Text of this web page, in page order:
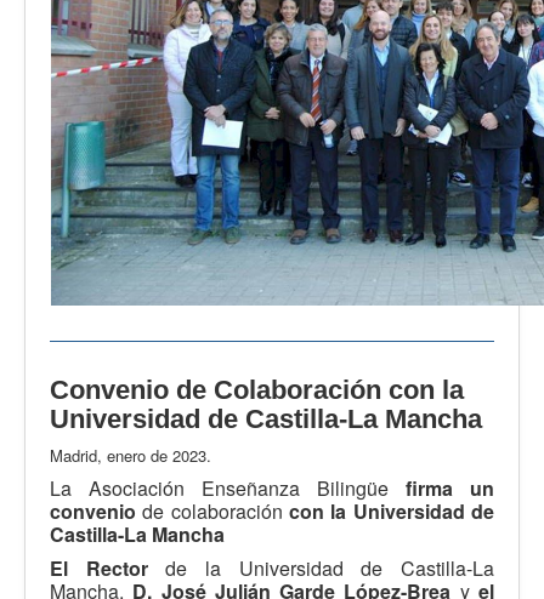
Convenio de Colaboración con la
Universidad de Castilla-La Mancha
Madrid, enero de 2023.
La Asociación Enseñanza Bilingüe firma un
convenio de colaboración con la Universidad de
Castilla-La Mancha
El Rectorde la Universidad de Castilla-La
Mancha, D. José Julián Garde López-Brea yel